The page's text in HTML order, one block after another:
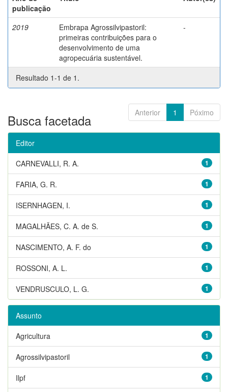
publicação
2019
Embrapa Agrossilvipastoril:
primeiras contribuições para o
desenvolvimento de uma
agropecuária sustentável.
-
Resultado 1-1 de 1.
Anterior 1 Póximo
Busca facetada
Editor
1
CARNEVALLI, R. A.
1
FARIA, G. R.
1
ISERNHAGEN, I.
1
MAGALHÃES, C. A. de S.
1
NASCIMENTO, A. F. do
1
ROSSONI, A. L.
1
VENDRUSCULO, L. G.
Assunto
1
Agricultura
1
Agrossilvipastoril
1
Ilpf